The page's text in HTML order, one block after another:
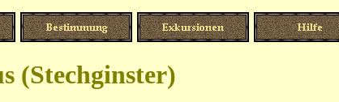
(Stechginster)